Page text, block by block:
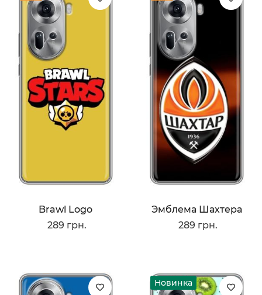
Brawl Logo
289 грн.
Эмблема Шахтера
289 грн.
Новинка